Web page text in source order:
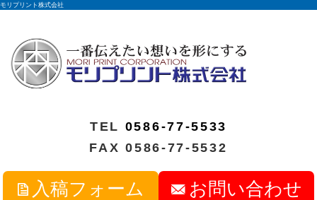
モリプリント株式会社
TEL 0586-77-5533
FAX 0586-77-5532
入稿フォーム お問い合わせ